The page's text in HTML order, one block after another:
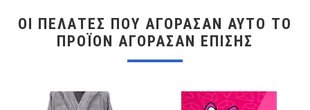
ΟΙ ΠΕΛΆΤΕΣ ΠΟΥ ΑΓΌΡΑΣΑΝ ΑΥΤΌ ΤΟ
ΠΡΟΪΌΝ ΑΓΌΡΑΣΑΝ ΕΠΊΣΗΣ